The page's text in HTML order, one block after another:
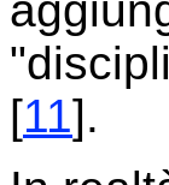
[11].